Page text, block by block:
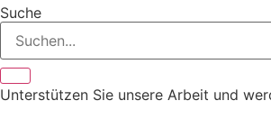
Suche
Unterstützen Sie unsere Arbeit und